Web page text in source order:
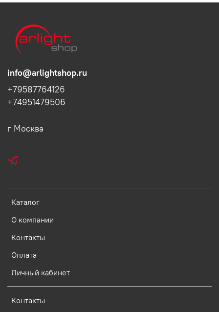
Каталог
О компании
Контакты
Оплата
Личный кабинет
Контакты
info@arlightshop.ru
+79587764126
+74951479506
г Москва